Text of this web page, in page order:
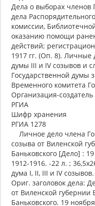
Дела о выборах членов
дела
комиссии,
оказанию помощи
действий;
1917 гг. (Оп. 8). Личные
думы III и IV созывов и
Государственной думы
Временного комитета
Организация-создатель
РГИА
Шифр хранения
РГИА 1278
Личное дело члена
созыва от Виленской
Баньковского [Дело] :
1912-1916. -22 л. ;
дума I, II, III и IV
Ориг. заголовок дела:
от Виленской губернии
Баньковского. 19